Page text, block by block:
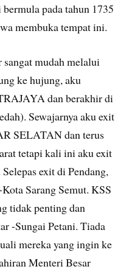
pada tahun 1735
membuka tempat ini.
mudah melalui
ke hujung, aku
dan berakhir di
Sewajarnya aku exit
SELATAN dan terus
tetapi kali ini aku exit
exit di Pendang,
Sarang Semut. KSS
tidak penting dan
-Sungai Petani. Tiada
mereka yang ingin ke
Menteri Besar